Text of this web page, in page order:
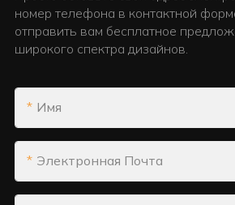
номер телефона в контактной
отправить вам бесплатное
широкого спектра дизайнов.
Имя
Электронная Почта